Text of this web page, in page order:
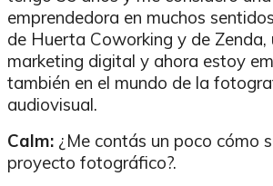
emprendedora en muchos
de Huerta Coworking y de Zenda,
marketing digital y ahora estoy
también en el mundo de la
audiovisual.
Calm: ¿Me contás un poco cómo
proyecto fotográfico?.